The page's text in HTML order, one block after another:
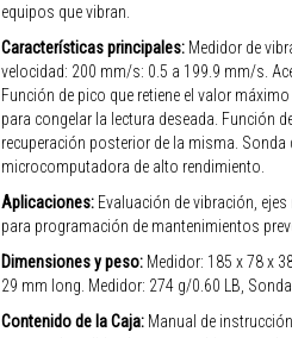
equipos que vibran.
Características principales: Medidor de
velocidad: 200 mm/s: 0.5 a 199.9 mm/s.
Función de pico que retiene el valor
para congelar la lectura deseada. Función
recuperación posterior de la misma.
microcomputadora de alto rendimiento.
Aplicaciones: Evaluación de vibración,
para programación de mantenimientos
Dimensiones y peso: Medidor: 185 x 78 x
29 mm long. Medidor: 274 g/0.60 LB,
Contenido de la Caja: Manual de